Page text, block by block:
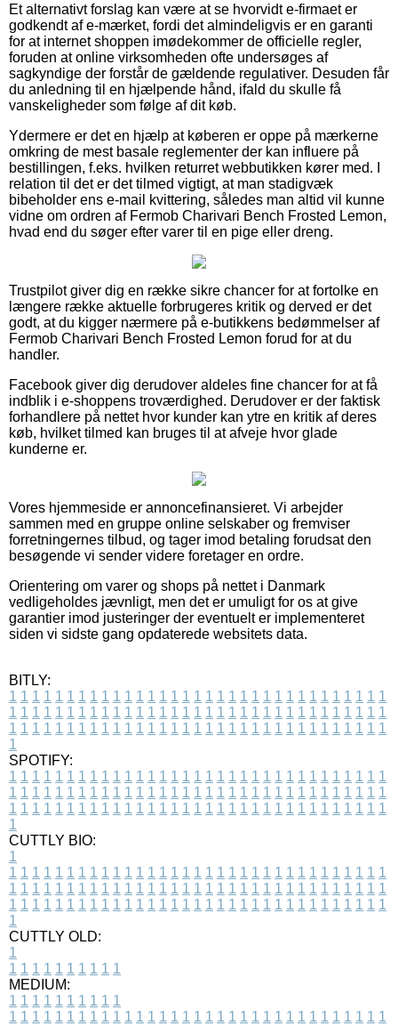
Et alternativt forslag kan være at se hvorvidt e-firmaet er
godkendt af e-mærket, fordi det almindeligvis er en garanti
for at internet shoppen imødekommer de officielle regler,
foruden at online virksomheden ofte undersøges af
sagkyndige der forstår de gældende regulativer. Desuden får
du anledning til en hjælpende hånd, ifald du skulle få
vanskeligheder som følge af dit køb.
Ydermere er det en hjælp at køberen er oppe på mærkerne
omkring de mest basale reglementer der kan influere på
bestillingen, f.eks. hvilken returret webbutikken kører med. I
relation til det er det tilmed vigtigt, at man stadigvæk
bibeholder ens e-mail kvittering, således man altid vil kunne
vidne om ordren af Fermob Charivari Bench Frosted Lemon,
hvad end du søger efter varer til en pige eller dreng.
Trustpilot giver dig en række sikre chancer for at fortolke en
længere række aktuelle forbrugeres kritik og derved er det
godt, at du kigger nærmere på e-butikkens bedømmelser af
Fermob Charivari Bench Frosted Lemon forud for at du
handler.
Facebook giver dig derudover aldeles fine chancer for at få
indblik i e-shoppens troværdighed. Derudover er der faktisk
forhandlere på nettet hvor kunder kan ytre en kritik af deres
køb, hvilket tilmed kan bruges til at afveje hvor glade
kunderne er.
Vores hjemmeside er annoncefinansieret. Vi arbejder
sammen med en gruppe online selskaber og fremviser
forretningernes tilbud, og tager imod betaling forudsat den
besøgende vi sender videre foretager en ordre.
Orientering om varer og shops på nettet i Danmark
vedligeholdes jævnligt, men det er umuligt for os at give
garantier imod justeringer der eventuelt er implementeret
siden vi sidste gang opdaterede websitets data.
BITLY:
1 1 1 1 1 1 1 1 1 1 1 1 1 1 1 1 1 1 1 1 1 1 1 1 1 1 1 1 1 1 1 1 1
1 1 1 1 1 1 1 1 1 1 1 1 1 1 1 1 1 1 1 1 1 1 1 1 1 1 1 1 1 1 1 1 1
1 1 1 1 1 1 1 1 1 1 1 1 1 1 1 1 1 1 1 1 1 1 1 1 1 1 1 1 1 1 1 1 1
1
SPOTIFY:
1 1 1 1 1 1 1 1 1 1 1 1 1 1 1 1 1 1 1 1 1 1 1 1 1 1 1 1 1 1 1 1 1
1 1 1 1 1 1 1 1 1 1 1 1 1 1 1 1 1 1 1 1 1 1 1 1 1 1 1 1 1 1 1 1 1
1 1 1 1 1 1 1 1 1 1 1 1 1 1 1 1 1 1 1 1 1 1 1 1 1 1 1 1 1 1 1 1 1
1
CUTTLY BIO:
1
1 1 1 1 1 1 1 1 1 1 1 1 1 1 1 1 1 1 1 1 1 1 1 1 1 1 1 1 1 1 1 1 1
1 1 1 1 1 1 1 1 1 1 1 1 1 1 1 1 1 1 1 1 1 1 1 1 1 1 1 1 1 1 1 1 1
1 1 1 1 1 1 1 1 1 1 1 1 1 1 1 1 1 1 1 1 1 1 1 1 1 1 1 1 1 1 1 1 1
1
CUTTLY OLD:
1
1 1 1 1 1 1 1 1 1 1
MEDIUM:
1 1 1 1 1 1 1 1 1 1
1 1 1 1 1 1 1 1 1 1 1 1 1 1 1 1 1 1 1 1 1 1 1 1 1 1 1 1 1 1 1 1 1